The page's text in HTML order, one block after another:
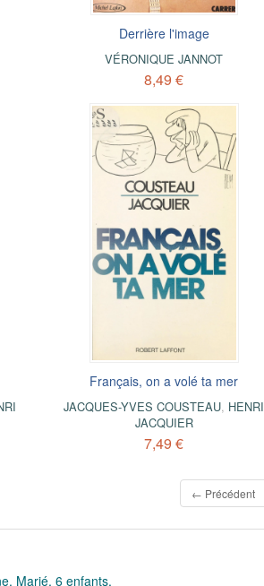
Derrière l'image
VÉRONIQUE JANNOT
8,49 €
Français, on a volé ta mer
JACQUES-YVES COUSTEAU, HENRI
JACQUIER
7,49 €
← Précédent
Marié, 6 enfants.